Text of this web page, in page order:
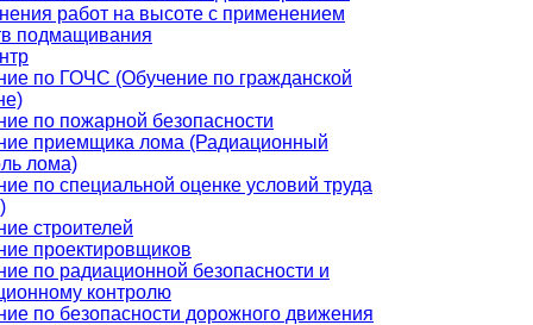
работ на высоте с применением
подмащивания
по ГОЧС (Обучение по гражданской
по пожарной безопасности
приемщика лома (Радиационный
лома)
по специальной оценке условий труда
строителей
проектировщиков
по радиационной безопасности и
контролю
по безопасности дорожного движения